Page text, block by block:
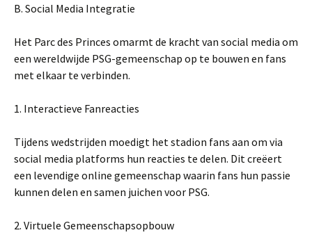
B. Social Media Integratie
Het Parc des Princes omarmt de kracht van social media om
een wereldwijde PSG-gemeenschap op te bouwen en fans
met elkaar te verbinden.
1. Interactieve Fanreacties
Tijdens wedstrijden moedigt het stadion fans aan om via
social media platforms hun reacties te delen. Dit creëert
een levendige online gemeenschap waarin fans hun passie
kunnen delen en samen juichen voor PSG.
2. Virtuele Gemeenschapsopbouw